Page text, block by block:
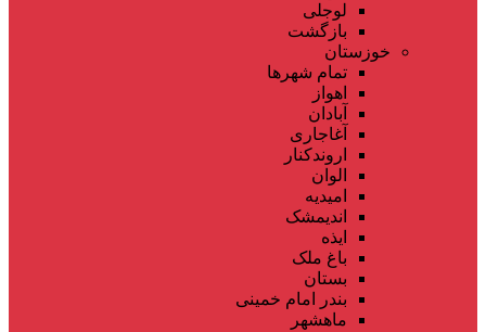
لوجلی
بازگشت
خوزستان
تمام شهر‌ها
اهواز
آبادان
آغاجاری
اروندکنار
الوان
امیدیه
اندیمشک
ایذه
باغ ملک
بستان
بندر امام خمینی
ماهشهر